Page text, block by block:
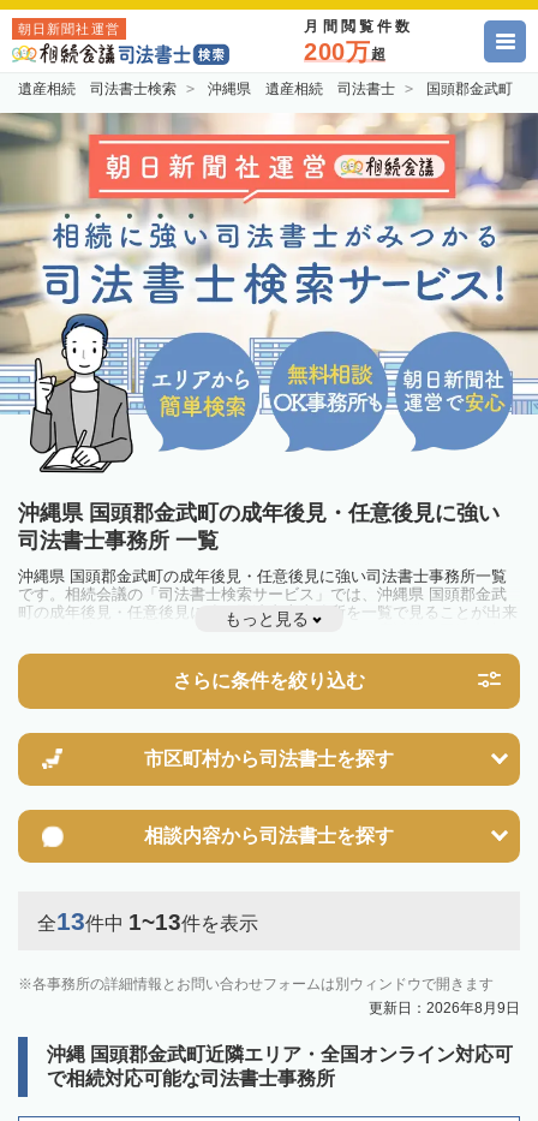
朝日新聞社運営 月間閲覧件数
200万超
遺産相続 司法書士検索 沖縄県 遺産相続 司法書士 国頭郡金武町
沖縄県 国頭郡金武町の成年後見・任意後見に強い
司法書士事務所 一覧
沖縄県 国頭郡金武町の成年後見・任意後見に強い司法書士事務所一覧
です。相続会議の「司法書士検索サービス」では、沖縄県 国頭郡金武
町の成年後見・任意後見に強い司法書士事務所を一覧で見ることが出来
ます。相続のトラブルやお悩みを抱えている方は一度近隣の司法書士に
もっと見る
さらに条件を絞り込む
市区町村から司法書士を探す
相談内容から司法書士を探す
全13件中 1~13件を表示
各事務所の詳細情報とお問い合わせフォームは別ウィンドウで開きます
更新日：2026年8月9日
沖縄 国頭郡金武町近隣エリア・全国オンライン対応可
で相続対応可能な司法書士事務所